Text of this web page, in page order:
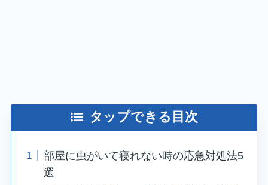
タップできる目次
部屋に虫がいて寝れない時の応急対処法5
選